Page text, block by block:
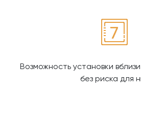
Возможность установки
без риска для